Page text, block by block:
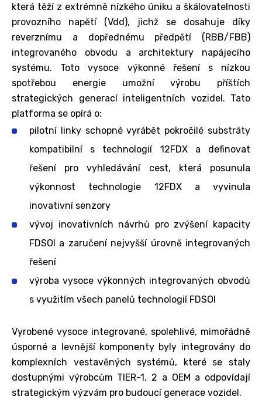
která těží z extrémně nízkého úniku a škálovatelnosti
provozního napětí (Vdd), jichž se dosahuje díky
reverznímu a dopřednému předpětí (RBB/FBB)
integrovaného obvodu a architektury napájecího
systému. Toto vysoce výkonné řešení s nízkou
spotřebou energie umožní výrobu příštích
strategických generací inteligentních vozidel. Tato
platforma se opírá o:
pilotní linky schopné vyrábět pokročilé substráty
kompatibilní s technologií 12FDX a definovat
řešení pro vyhledávání cest, která posunula
výkonnost technologie 12FDX a vyvinula
inovativní senzory
vývoj inovativních návrhů pro zvýšení kapacity
FDSOI a zaručení nejvyšší úrovně integrovaných
řešení
výroba vysoce výkonných integrovaných obvodů
s využitím všech panelů technologií FDSOI
Vyrobené vysoce integrované, spolehlivé, mimořádně
úsporné a levnější komponenty byly integrovány do
komplexních vestavěných systémů, které se staly
dostupnými výrobcům TIER-1, 2 a OEM a odpovídají
strategickým výzvám pro budoucí generace vozidel.